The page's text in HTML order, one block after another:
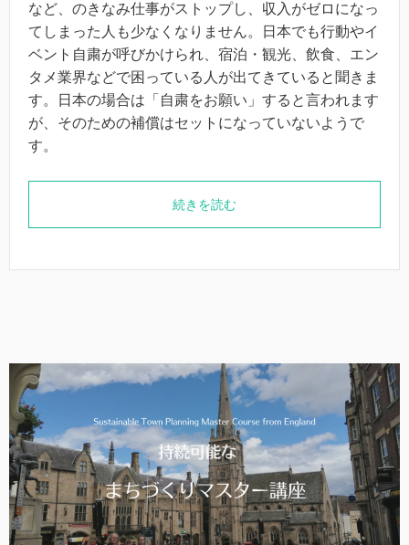
など、のきなみ仕事がストップし、収入がゼロになっ
てしまった人も少なくなりません。日本でも行動やイ
ベント自粛が呼びかけられ、宿泊・観光、飲食、エン
タメ業界などで困っている人が出てきていると聞きま
す。日本の場合は「自粛をお願い」すると言われます
が、そのための補償はセットになっていないようで
す。
続きを読む